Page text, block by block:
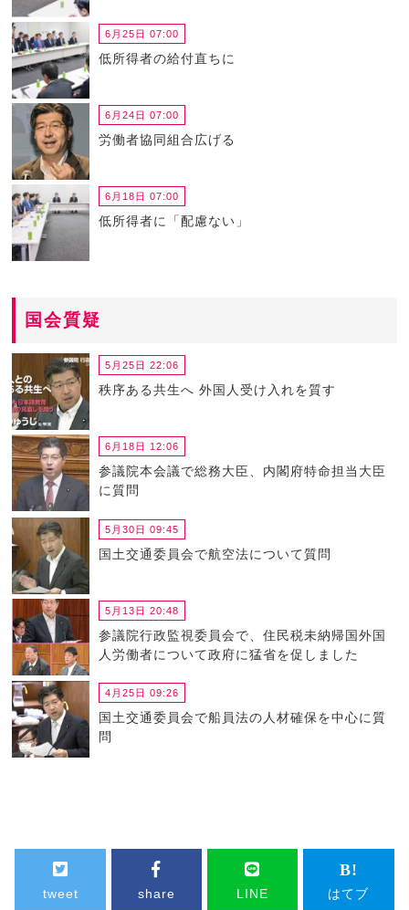
6月25日 07:00
低所得者の給付直ちに
6月24日 07:00
労働者協同組合広げる
6月18日 07:00
低所得者に「配慮ない」
国会質疑
5月25日 22:06
秩序ある共生へ 外国人受け入れを質す
6月18日 12:06
参議院本会議で総務大臣、内閣府特命担当大臣
に質問
5月30日 09:45
国土交通委員会で航空法について質問
5月13日 20:48
参議院行政監視委員会で、住民税未納帰国外国
人労働者について政府に猛省を促しました
4月25日 09:26
国土交通委員会で船員法の人材確保を中心に質
問
tweet share LINE はてブ